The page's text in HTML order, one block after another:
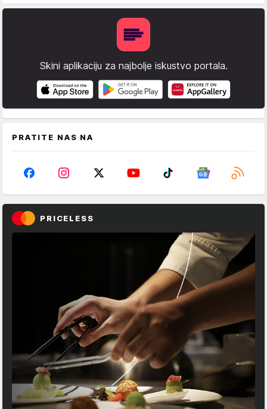
Skini aplikaciju za najbolje iskustvo portala.
PRATITE NAS NA
PRICELESS